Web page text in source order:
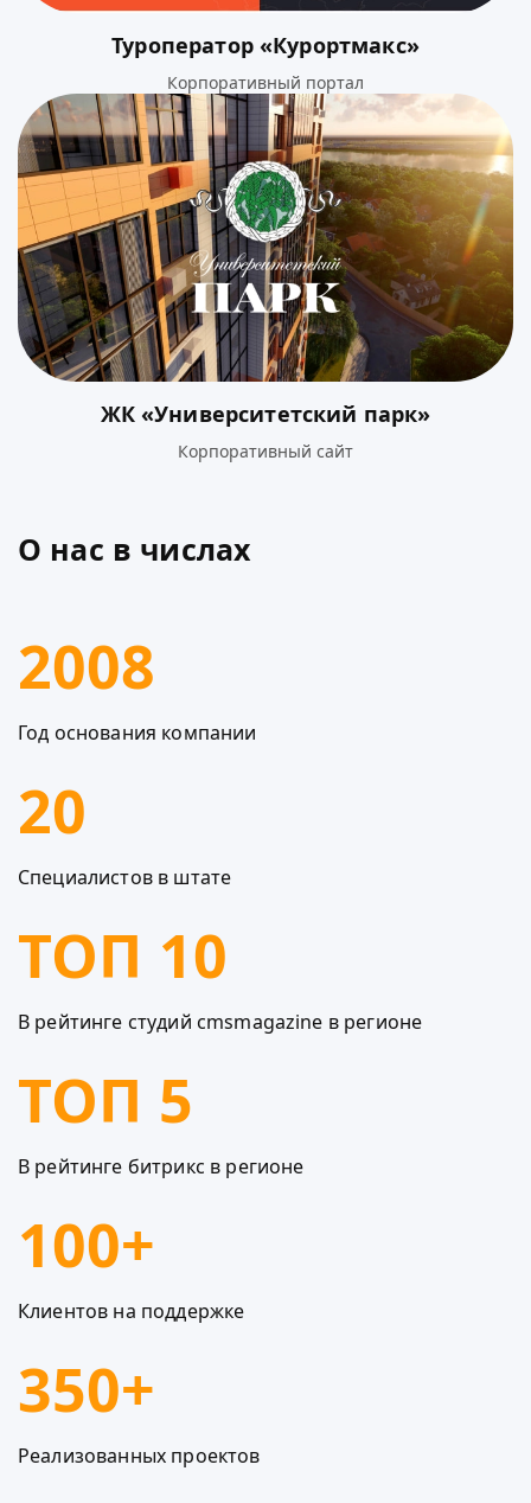
Туроператор «Курортмакс»
Корпоративный портал
ЖК «Университетский парк»
Корпоративный сайт
О нас в числах
2008
Год основания компании
20
Специалистов в штате
ТОП 10
В рейтинге студий cmsmagazine в регионе
ТОП 5
В рейтинге битрикс в регионе
100+
Клиентов на поддержке
350+
Реализованных проектов